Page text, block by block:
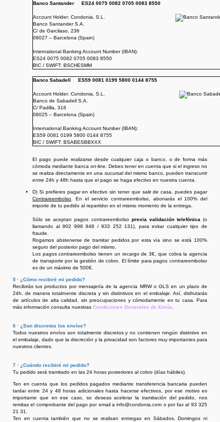
Banco Santander ES24 0075 0082 0705 0083 8550
Account Holder: Condonia, S.L.
Banco Santander S.A.
C/ de Garcilaso, 236
08027 – Barcelona (Spain)
International Banking Account Number (IBAN):
ES24 0075 0082 0705 0083 8550
BIC / SWIFT: BSCHESMM
Banco Sabadell ES59 0081 0199 5800 0144 8755
Account Holder: Condonia, S.L.
Banco de Sabadell S.A.
C/ Padilla, 316
08025 – Barcelona (Spain)
International Banking Account Number (IBAN):
ES59 0081 0199 5800 0144 8755
BIC / SWIFT: BSABESBBXXX
El pago puede realizarse desde cualquier caja o banco, o de forma más
cómoda mediante banca on-line. Debes tener en cuenta que si el ingreso no
se realiza directamente en una sucursal del mismo banco, pueden transcurrir
entre 24h y 48h hasta que el pago se haga efectivo en nuestra cuenta.
D) Si prefieres pagar en efectivo sin tener que salir de casa, puedes pagar
Contrareembolso . En el servicio contrareembolso, abonarás el 100% del
importe de tu pedido al repartidor en el mismo momento de la entrega.
Sólo se aceptan pagos contrareembolso previa validación telefónica (o
llamando al 902 998 948 / 933 252 131), para evitar cualquier tipo de
fraude.
Rogamos abstenerse de tramitar pedidos por esta vía sino se está 100%
seguro del posterior pago del mismo.
Los pagos contrareembolso tienen un recargo de 3€, que cobra la agencia
de transporte por la gestión de cobro. El límite para pagos contrareembolso
es de un máximo de 500€.
5 · ¿Cómo recibiré mi pedido?
Recibirás tus productos por mensajería de la agencia MRW o GLS en un plazo de
24h, de manera totalmente discreta y sin distintivos en el embalaje. Así, disfrutarás
de artículos de alta calidad, sin preocupaciones y cómodamente en tu casa. Para
más información consulta nuestras Condiciones Generales de Envío
6 · ¿Son discretos los envíos?
Todos nuestros envíos son totalmente discretos y no contienen ningún distintivo en
el embalaje, dado que la discreción y la privacidad son factores muy importantes para
nuestros clientes.
7 · ¿Cuándo recibiré mi pedido?
Tu pedido será tramitado en las 24 horas posteriores al cobro (días hábiles).
Ten en cuenta que los pedidos pagados mediante transferencia bancaria pueden
tardar entre 24 y 48 horas adicionales hasta hacerse efectivos, por ese motivo es
importante que en ese caso, so deseas acelerar la tramitación del pedido, nos
remitas el comprobante del pago por email a info@condonia.com o por fax al 93 325
21 31.
Ten en cuenta también que no se realizan entregas en Sábados, Domingos ni